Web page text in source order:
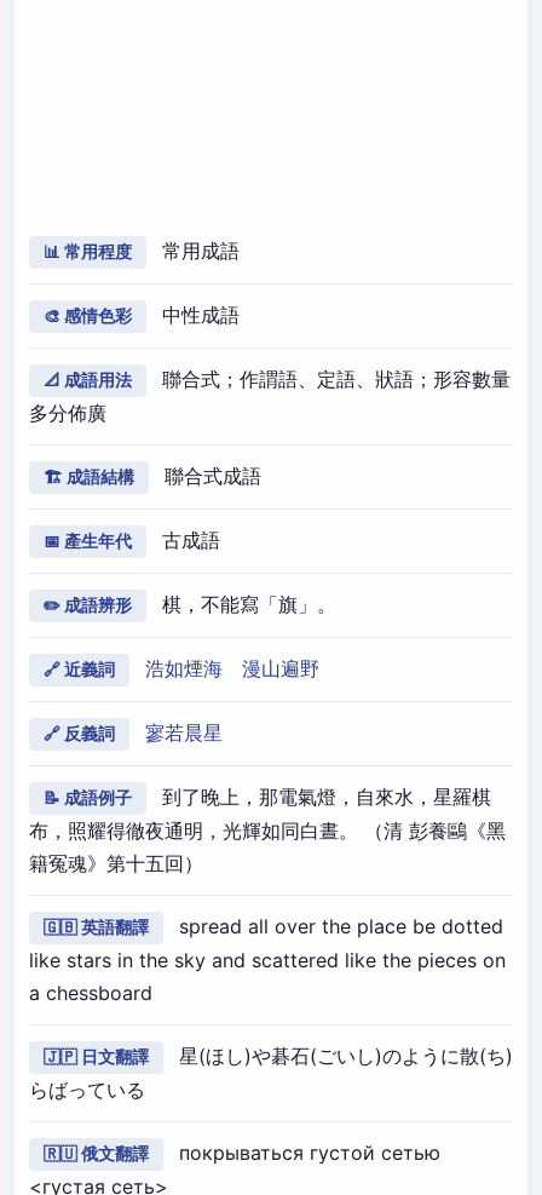
📊 常用程度 常用成語
🎨 感情色彩 中性成語
📐 成語用法
聯合式；作謂語、定語、狀語；形容數量
多分佈廣
🏗️ 成語結構 聯合式成語
📅 產生年代 古成語
✏️ 成語辨形 棋，不能寫「旗」。
🔗 近義詞 浩如煙海 漫山遍野
🔗 反義詞 寥若晨星
📝 成語例子
到了晚上，那電氣燈，自來水，星羅棋
布，照耀得徹夜通明，光輝如同白晝。 （清 彭養鷗《黑
籍冤魂》第十五回）
🇬🇧 英語翻譯
spread all over the place be dotted
like stars in the sky and scattered like the pieces on
a chessboard
🇯🇵 日文翻譯
星(ほし)や碁石(ごいし)のように散(ち)
らばっている
🇷🇺 俄文翻譯
покрываться густой сетью
<густая сеть>